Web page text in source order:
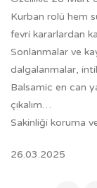
Kurban rolü hem
fevri kararlardan
Sonlanmalar ve
dalgalanmalar,
Balsamic en can
çıkalım…
Sakinliği koruma
26.03.2025